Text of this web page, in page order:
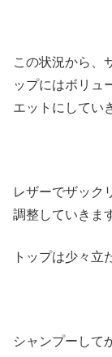
この状況から、
ップにはボリュ
エットにしてい
レザーでザック
調整していきま
トップは少々立
シャンプーして